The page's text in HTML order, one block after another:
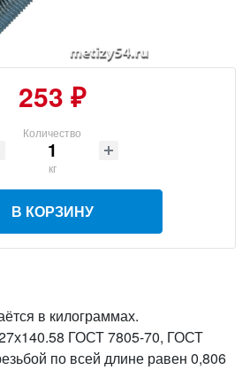
253 ₽
Количество
кг
В КОРЗИНУ
в килограммах.
ГОСТ 7805-70, ГОСТ
по всей длине равен 0,806